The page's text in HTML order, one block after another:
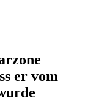
er vom